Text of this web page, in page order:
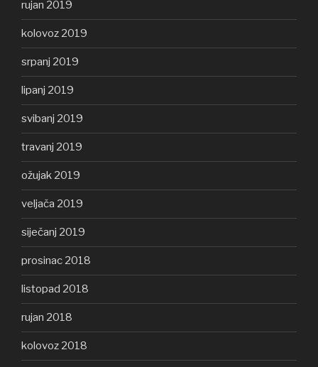
rujan 2019
kolovoz 2019
srpanj 2019
lipanj 2019
svibanj 2019
travanj 2019
ožujak 2019
veljača 2019
siječanj 2019
prosinac 2018
listopad 2018
rujan 2018
kolovoz 2018